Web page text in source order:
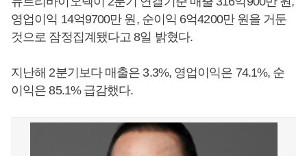
영업이익 14억9700만 원, 순이익 6억4200만 원을 거둔
것으로 잠정집계됐다고 8일 밝혔다.
지난해 2분기보다 매출은 3.3%, 영업이익은 74.1%, 순
이익은 85.1% 급감했다.